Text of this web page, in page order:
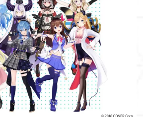
GOODS
SPECIAL
EN